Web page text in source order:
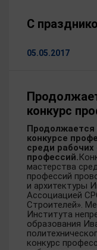
С
05.05.2017
конкурс
Продолжается
конкурсе
среди
профессий.
мастерства
профессий
и архитектуры
Ассоциацией
Строителей».
Института
образования
конкурс